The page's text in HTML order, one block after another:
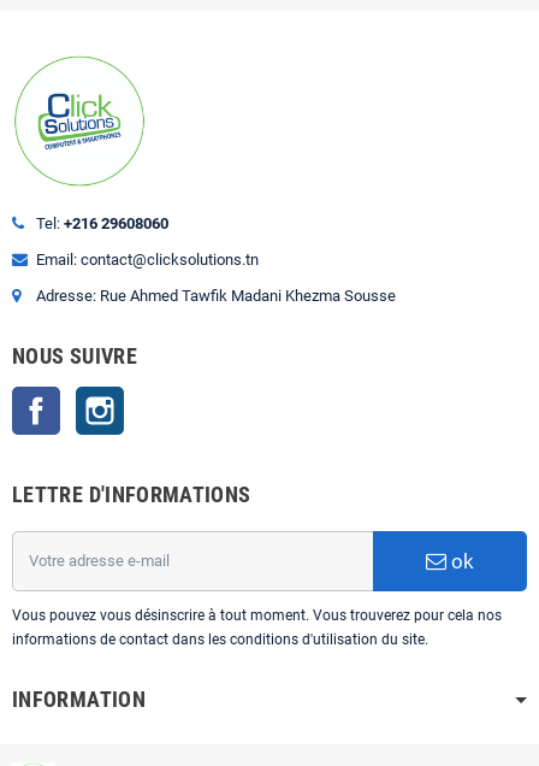
Tel: +216 29608060
Email: contact@clicksolutions.tn
Adresse: Rue Ahmed Tawfik Madani Khezma Sousse
NOUS SUIVRE
Facebook
LETTRE D'INFORMATIONS
ok
Vous pouvez vous désinscrire à tout moment. Vous trouverez pour cela nos
informations de contact dans les conditions d'utilisation du site.
INFORMATION